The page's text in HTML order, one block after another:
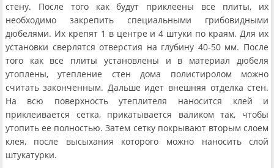
стену. После того как будут приклеены все плиты, их
необходимо закрепить специальными грибовидными
дюбелями. Их крепят 1 в центре и 4 штуки по краям. Для их
установки сверлятся отверстия на глубину 40-50 мм. После
того как все плиты установлены и в материал дюбеля
утоплены, утепление стен дома полистиролом можно
считать законченным. Дальше идет внешняя отделка стен.
На всю поверхность утеплителя наносится клей и
приклеивается сетка, прикатывается валиком так, чтобы
утопить ее полностью. Затем сетку покрывают вторым слоем
клея, после высыхания которого можно наносить слой
штукатурки.